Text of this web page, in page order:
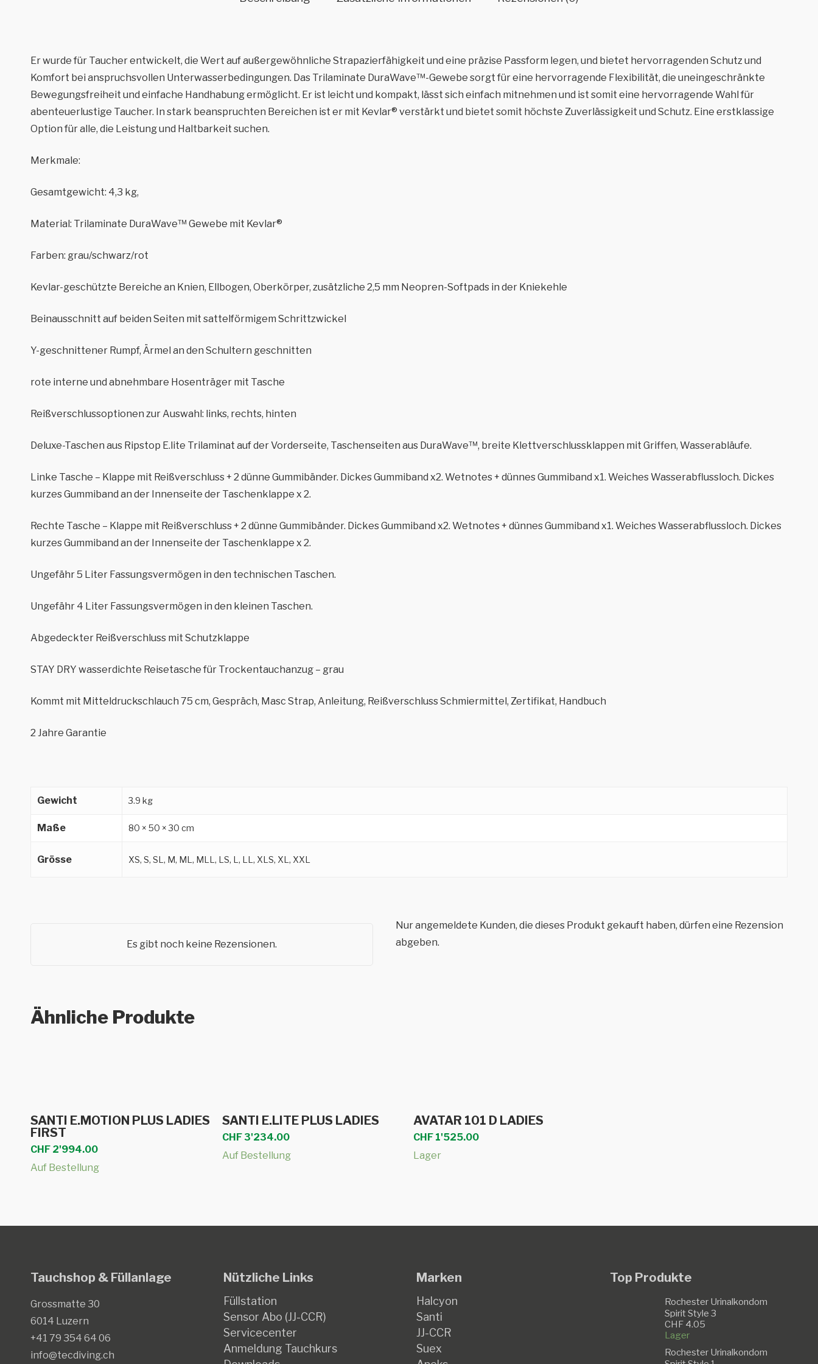
Er wurde für Taucher entwickelt, die Wert auf außergewöhnliche Strapazierfähigkeit und eine präzise Passform legen, und bietet hervorragenden Schutz und
Komfort bei anspruchsvollen Unterwasserbedingungen. Das Trilaminate DuraWave™-Gewebe sorgt für eine hervorragende Flexibilität, die uneingeschränkte
Bewegungsfreiheit und einfache Handhabung ermöglicht. Er ist leicht und kompakt, lässt sich einfach mitnehmen und ist somit eine hervorragende Wahl für
abenteuerlustige Taucher. In stark beanspruchten Bereichen ist er mit Kevlar® verstärkt und bietet somit höchste Zuverlässigkeit und Schutz. Eine erstklassige
Option für alle, die Leistung und Haltbarkeit suchen.
Merkmale:
Gesamtgewicht: 4,3 kg,
Material: Trilaminate DuraWave™ Gewebe mit Kevlar®
Farben: grau/schwarz/rot
Kevlar-geschützte Bereiche an Knien, Ellbogen, Oberkörper, zusätzliche 2,5 mm Neopren-Softpads in der Kniekehle
Beinausschnitt auf beiden Seiten mit sattelförmigem Schrittzwickel
Y-geschnittener Rumpf, Ärmel an den Schultern geschnitten
rote interne und abnehmbare Hosenträger mit Tasche
Reißverschlussoptionen zur Auswahl: links, rechts, hinten
Deluxe-Taschen aus Ripstop E.lite Trilaminat auf der Vorderseite, Taschenseiten aus DuraWave™, breite Klettverschlussklappen mit Griffen, Wasserabläufe.
Linke Tasche – Klappe mit Reißverschluss + 2 dünne Gummibänder. Dickes Gummiband x2. Wetnotes + dünnes Gummiband x1. Weiches Wasserabflussloch. Dickes
kurzes Gummiband an der Innenseite der Taschenklappe x 2.
Rechte Tasche – Klappe mit Reißverschluss + 2 dünne Gummibänder. Dickes Gummiband x2. Wetnotes + dünnes Gummiband x1. Weiches Wasserabflussloch. Dickes
kurzes Gummiband an der Innenseite der Taschenklappe x 2.
Ungefähr 5 Liter Fassungsvermögen in den technischen Taschen.
Ungefähr 4 Liter Fassungsvermögen in den kleinen Taschen.
Abgedeckter Reißverschluss mit Schutzklappe
STAY DRY wasserdichte Reisetasche für Trockentauchanzug – grau
Kommt mit Mitteldruckschlauch 75 cm, Gespräch, Masc Strap, Anleitung, Reißverschluss Schmiermittel, Zertifikat, Handbuch
2 Jahre Garantie
Gewicht 3.9 kg
Maße 80 × 50 × 30 cm
Grösse XS, S, SL, M, ML, MLL, LS, L, LL, XLS, XL, XXL
Es gibt noch keine Rezensionen.
Nur angemeldete Kunden, die dieses Produkt gekauft haben, dürfen eine Rezension
abgeben.
Ähnliche Produkte
In den Warenkorb
SANTI E.MOTION PLUS LADIES
FIRST
CHF 2'994.00
Auf Bestellung
In den Warenkorb
SANTI E.LITE PLUS LADIES
CHF3'234.00
Auf Bestellung
Ausführung wählen
Produkt
weist
mehrere
Optionen
der
Produktseite
gewählt
werden
AVATAR 101 D LADIES
CHF 1'525.00
Lager
Tauchshop & Füllanlage
Grossmatte 30
6014 Luzern
+41 79 354 64 06
info@tecdiving.ch
Nützliche Links
Füllstation
Sensor Abo (JJ-CCR)
Servicecenter
Anmeldung Tauchkurs
Marken
Halcyon
Santi
JJ-CCR
Suex
Top Produkte
Rochester Urinalkondom
Spirit Style 3
CHF4.05
Lager
Rochester Urinalkondom